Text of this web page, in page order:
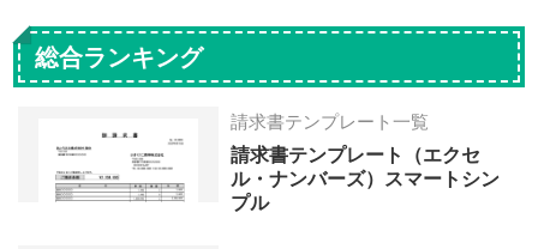
総合ランキング
請求書テンプレート一覧
請求書テンプレート（エクセ
ル・ナンバーズ）スマートシン
プル